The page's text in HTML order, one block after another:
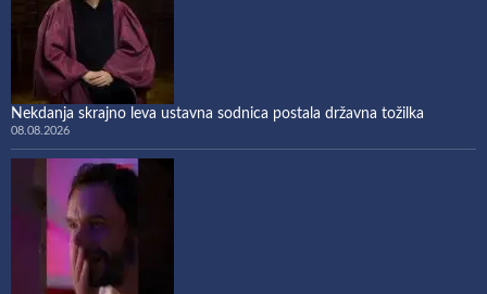
Nekdanja skrajno leva ustavna sodnica postala državna tožilka
08.08.2026